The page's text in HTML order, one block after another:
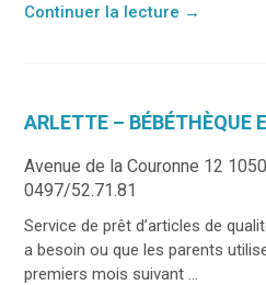
Continuer la lecture →
ARLETTE – BÉBÉTHÈQUE
Avenue de la Couronne 12
0497/52.71.81
Service de prêt d’articles de
a besoin ou que les parents
premiers mois suivant ...